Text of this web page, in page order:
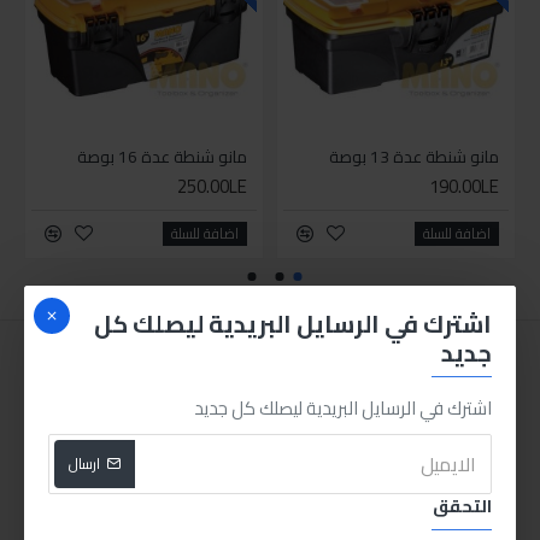
اشترك في الرسايل البريدية ليصلك كل
جديد
اشترك في الرسايل البريدية ليصلك كل جديد
ارسال
التحقق
مانو شنطة عدة 13 بوصة
190.00LE
اضافة للسلة
مانو شنطة عدة 16 بوصة
250.00LE
اضافة للسلة